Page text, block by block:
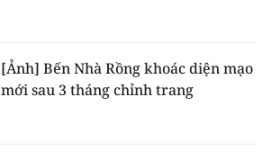
[Ảnh] Bến Nhà Rồng khoác diện mạo
mới sau 3 tháng chỉnh trang